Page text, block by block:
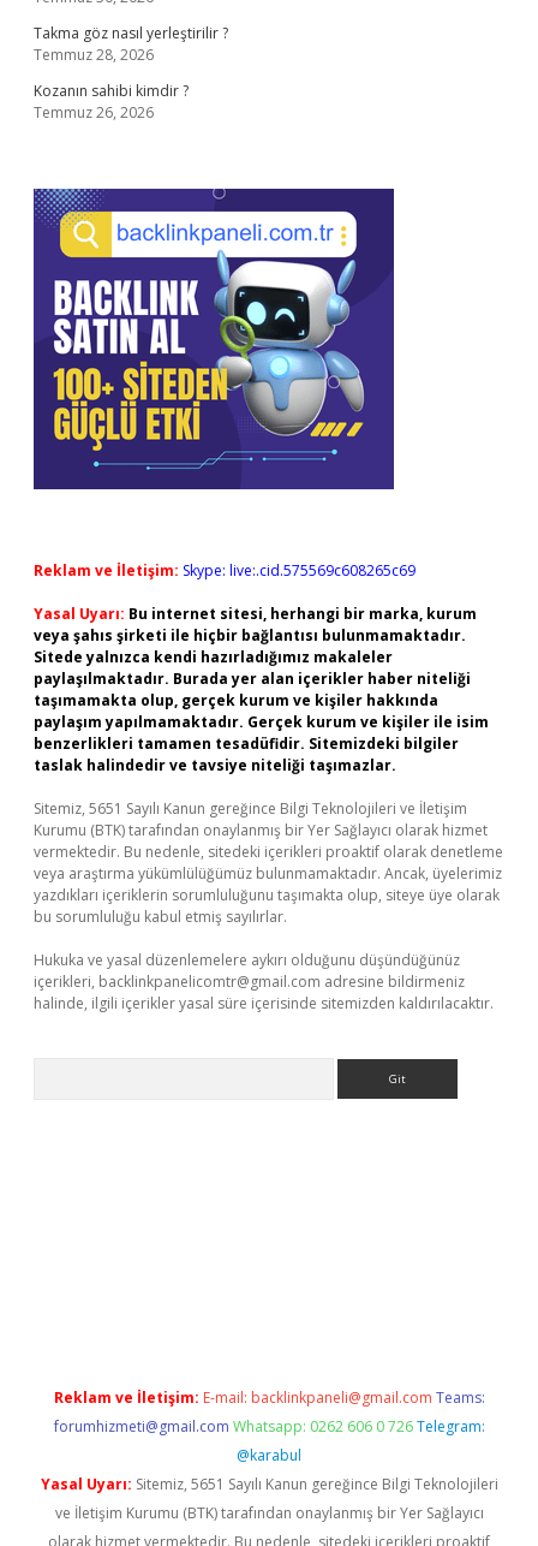
Takma göz nasıl yerleştirilir ?
Temmuz 28, 2026
Kozanın sahibi kimdir ?
Temmuz 26, 2026
Reklam ve İletişim: Skype: live:.cid.575569c608265c69
Yasal Uyarı: Bu internet sitesi, herhangi bir marka, kurum
veya şahıs şirketi ile hiçbir bağlantısı bulunmamaktadır.
Sitede yalnızca kendi hazırladığımız makaleler
paylaşılmaktadır. Burada yer alan içerikler haber niteliği
taşımamakta olup, gerçek kurum ve kişiler hakkında
paylaşım yapılmamaktadır. Gerçek kurum ve kişiler ile isim
benzerlikleri tamamen tesadüfidir. Sitemizdeki bilgiler
taslak halindedir ve tavsiye niteliği taşımazlar.
Sitemiz, 5651 Sayılı Kanun gereğince Bilgi Teknolojileri ve İletişim
Kurumu (BTK) tarafından onaylanmış bir Yer Sağlayıcı olarak hizmet
vermektedir. Bu nedenle, sitedeki içerikleri proaktif olarak denetleme
veya araştırma yükümlülüğümüz bulunmamaktadır. Ancak, üyelerimiz
yazdıkları içeriklerin sorumluluğunu taşımakta olup, siteye üye olarak
bu sorumluluğu kabul etmiş sayılırlar.
Hukuka ve yasal düzenlemelere aykırı olduğunu düşündüğünüz
içerikleri, backlinkpanelicomtr@gmail.com adresine bildirmeniz
halinde, ilgili içerikler yasal süre içerisinde sitemizden kaldırılacaktır.
Reklam ve İletişim: E-mail: backlinkpaneli@gmail.com Teams:
forumhizmeti@gmail.com Whatsapp: 0262 606 0 726 Telegram:
@karabul
Yasal Uyarı: Sitemiz, 5651 Sayılı Kanun gereğince Bilgi Teknolojileri
ve İletişim Kurumu (BTK) tarafından onaylanmış bir Yer Sağlayıcı
olarak hizmet vermektedir. Bu nedenle, sitedeki içerikleri proaktif